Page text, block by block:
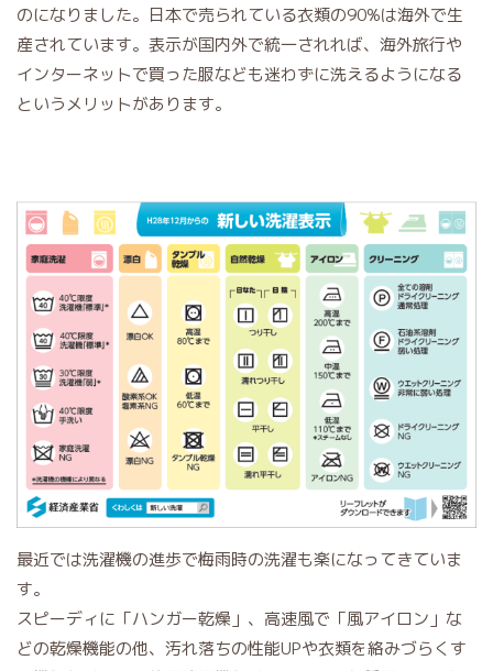
のになりました。日本で売られている衣類の90%は海外で生
産されています。表示が国内外で統一されれば、海外旅行や
インターネットで買った服なども迷わずに洗えるようになる
というメリットがあります。
最近では洗濯機の進歩で梅雨時の洗濯も楽になってきていま
す。
スピーディに「ハンガー乾燥」、高速風で「風アイロン」な
どの乾燥機能の他、汚れ落ちの性能UPや衣類を絡みづらくす